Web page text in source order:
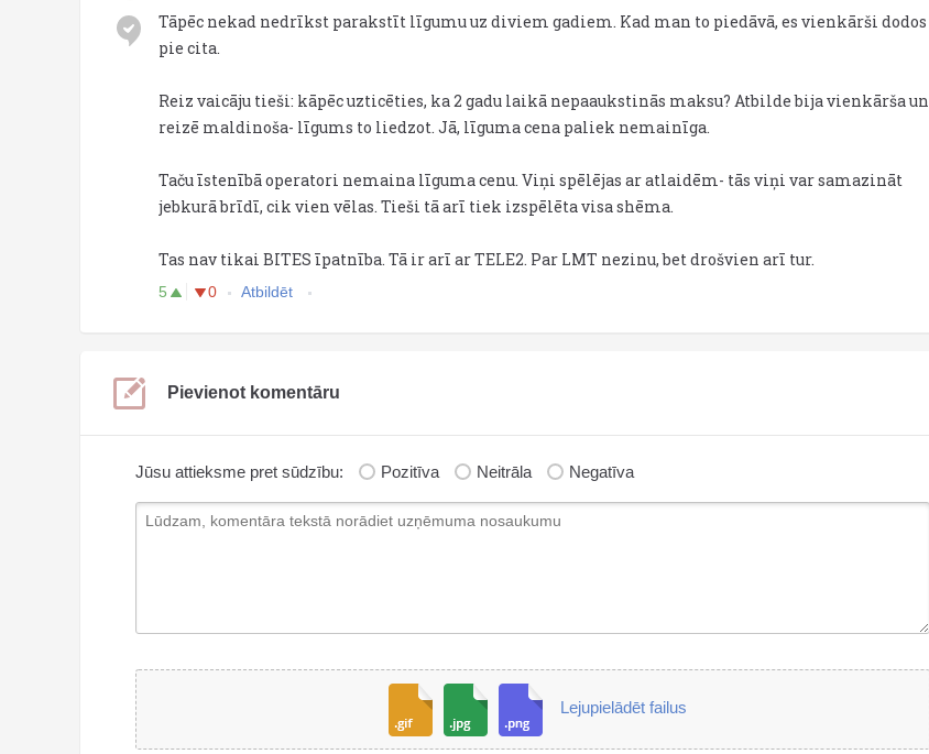
Tāpēc nekad nedrīkst parakstīt līgumu uz diviem gadiem. Kad man to piedāvā, es vienkārši dodos
pie cita.
Reiz vaicāju tieši: kāpēc uzticēties, ka 2 gadu laikā nepaaukstinās maksu? Atbilde bija vienkārša un
reizē maldinoša- līgums to liedzot. Jā, līguma cena paliek nemainīga.
Taču īstenībā operatori nemaina līguma cenu. Viņi spēlējas ar atlaidēm- tās viņi var samazināt
jebkurā brīdī, cik vien vēlas. Tieši tā arī tiek izspēlēta visa shēma.
Tas nav tikai BITES īpatnība. Tā ir arī ar TELE2. Par LMT nezinu, bet drošvien arī tur.
5 0 Atbildēt
Pievienot komentāru
Jūsu attieksme pret sūdzību: Pozitīva Neitrāla Negatīva
Lejupielādēt failus